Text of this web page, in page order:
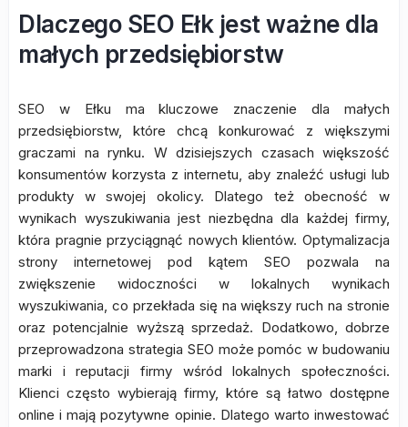
Dlaczego SEO Ełk jest ważne dla
małych przedsiębiorstw
SEO w Ełku ma kluczowe znaczenie dla małych
przedsiębiorstw, które chcą konkurować z większymi
graczami na rynku. W dzisiejszych czasach większość
konsumentów korzysta z internetu, aby znaleźć usługi lub
produkty w swojej okolicy. Dlatego też obecność w
wynikach wyszukiwania jest niezbędna dla każdej firmy,
która pragnie przyciągnąć nowych klientów. Optymalizacja
strony internetowej pod kątem SEO pozwala na
zwiększenie widoczności w lokalnych wynikach
wyszukiwania, co przekłada się na większy ruch na stronie
oraz potencjalnie wyższą sprzedaż. Dodatkowo, dobrze
przeprowadzona strategia SEO może pomóc w budowaniu
marki i reputacji firmy wśród lokalnych społeczności.
Klienci często wybierają firmy, które są łatwo dostępne
online i mają pozytywne opinie. Dlatego warto inwestować